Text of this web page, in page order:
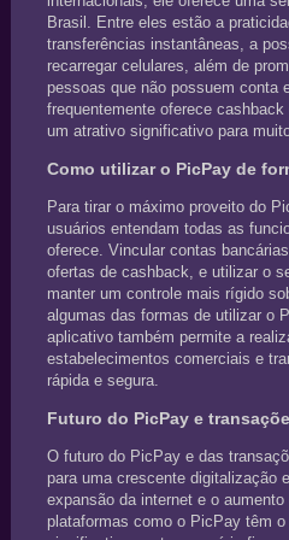
Brasil. Entre eles estão a
transferências instantâneas, a
recarregar celulares, além de
pessoas que não possuem conta
frequentemente oferece
um atrativo significativo para
Como utilizar o PicPay de
Para tirar o máximo proveito do
usuários entendam todas as
oferece. Vincular contas
ofertas de cashback, e utilizar o
manter um controle mais rígido
algumas das formas de utilizar o
aplicativo também permite a
estabelecimentos comerciais e
rápida e segura.
Futuro do PicPay e
O futuro do PicPay e das
para uma crescente digitalização
expansão da internet e o
plataformas como o PicPay têm